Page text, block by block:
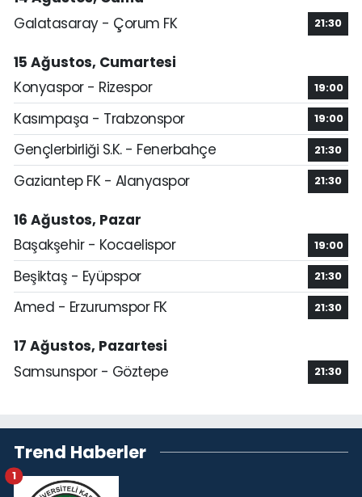
Galatasaray - Çorum FK
21:30
15 Ağustos, Cumartesi
Konyaspor - Rizespor
19:00
Kasımpaşa - Trabzonspor 19:00
Gençlerbirliği S.K. - Fenerbahçe 21:30
Gaziantep FK - Alanyaspor 21:30
16 Ağustos, Pazar
Başakşehir - Kocaelispor
19:00
Beşiktaş - Eyüpspor 21:30
Amed - Erzurumspor FK 21:30
17 Ağustos, Pazartesi
Samsunspor - Göztepe
21:30
Trend Haberler
1